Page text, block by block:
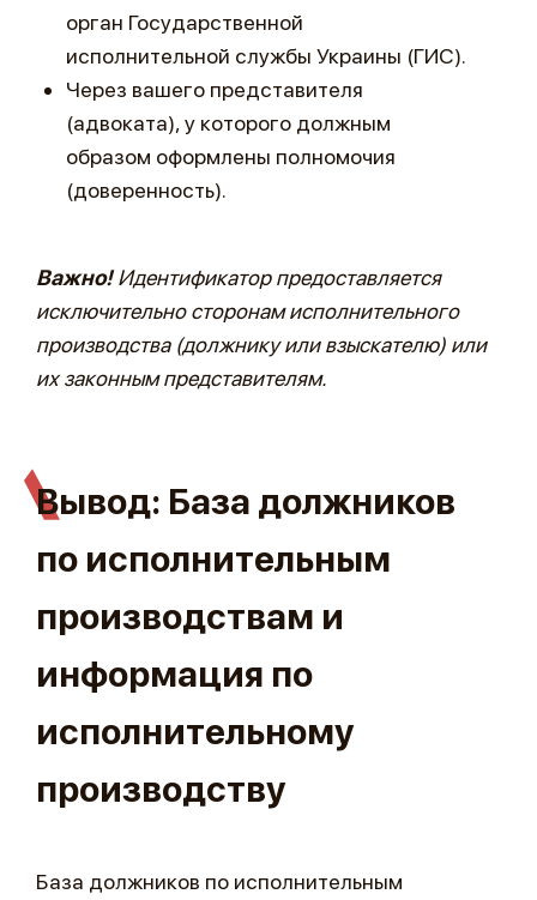
орган Государственной
исполнительной службы Украины (ГИС).
Через вашего представителя
(адвоката), у которого должным
образом оформлены полномочия
(доверенность).
Важно!Идентификатор предоставляется
исключительно сторонам исполнительного
производства (должнику или взыскателю) или
их законным представителям.
Вывод: База должников
по исполнительным
производствам и
информация по
исполнительному
производству
База должников по исполнительным